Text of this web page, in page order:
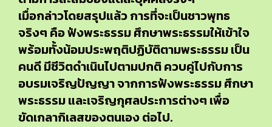
เมื่อกล่าวโดยสรุปแล้ว การที่จะเป็นชาวพุทธ
จริงๆ คือ ฟังพระธรรม ศึกษาพระธรรมให้เข้าใจ
พร้อมทั้งน้อมประพฤติปฏิบัติตามพระธรรม เป็น
คนดี มีชีวิตดำเนินไปตามปกติ ควบคู่ไปกับการ
อบรมเจริญปัญญา จากการฟังพระธรรม ศึกษา
พระธรรม และเจริญกุศลประการต่างๆ เพื่อ
ขัดเกลากิเลสของตนเอง ต่อไป.